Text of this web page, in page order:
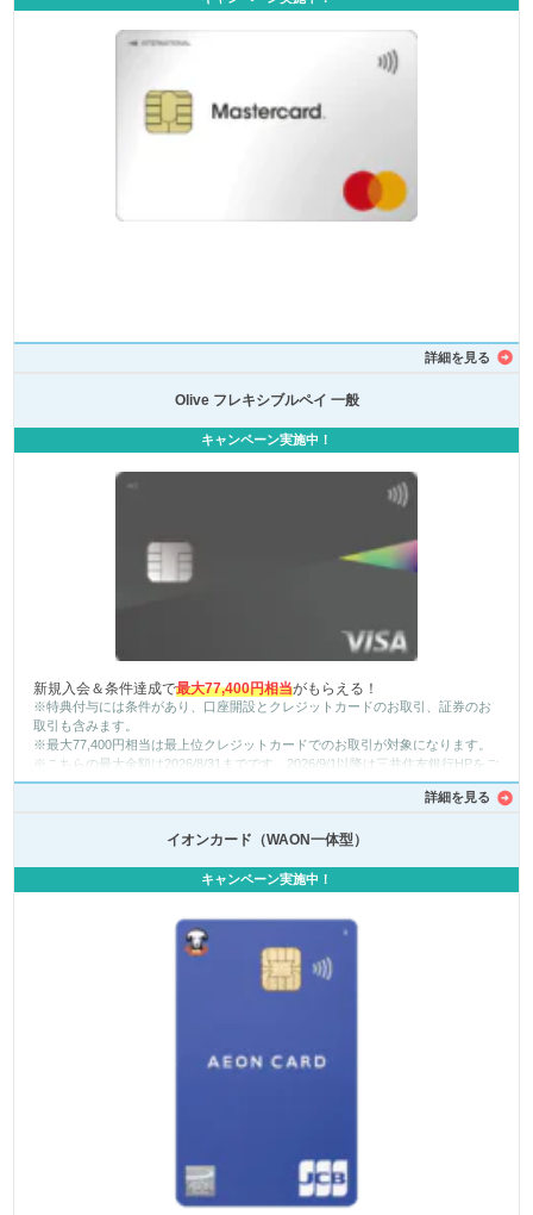
詳細を見る
Olive フレキシブルペイ 一般
新規入会＆条件達成で最大77,400円相当がもらえる！
※特典付与には条件があり、口座開設とクレジットカードのお取引、証券のお
取引も含みます。
※最大77,400円相当は最上位クレジットカードでのお取引が対象になります。
※こちらの最大金額は2026/8/31までです。2026/9/1以降は三井住友銀行HPをご
確認ください。
キャンペーン実施中！
詳細を見る
イオンカード（WAON一体型）
キャンペーン実施中！